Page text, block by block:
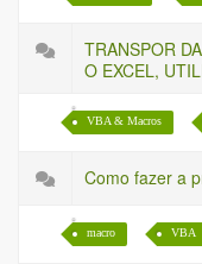
TRANSPOR
O EXCEL,
VBA & Macros
Como fazer a
macro VBA